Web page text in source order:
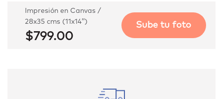
Impresión en Canvas /
28x35 cms (11x14’’)
$799.00
Sube tu foto